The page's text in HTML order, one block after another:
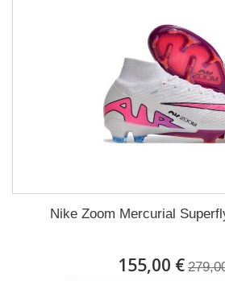
Nike Zoom Mercurial
155,00 €